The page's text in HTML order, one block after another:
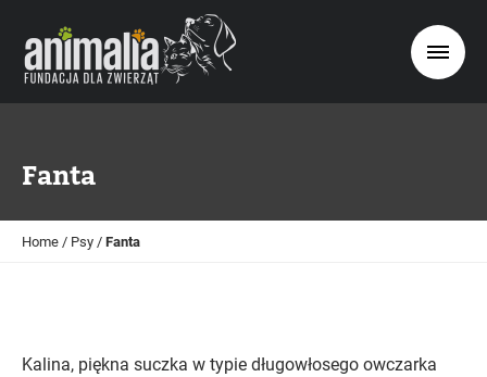
Fanta
Home/ Psy/Fanta
Kalina, piękna suczka w typie długowłosego owczarka